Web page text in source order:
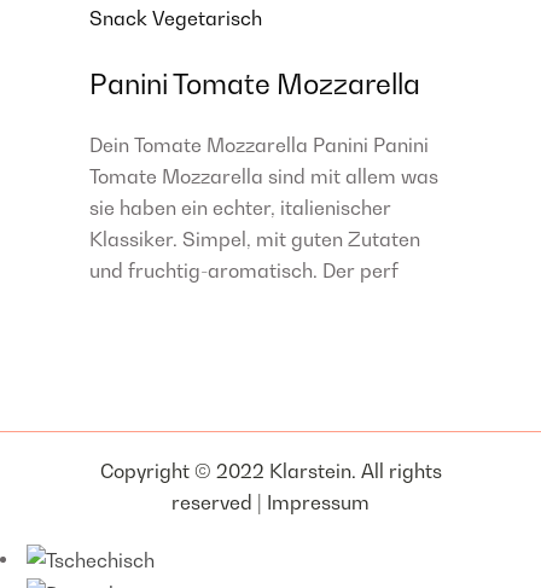
Snack Vegetarisch
Panini Tomate Mozzarella
Dein Tomate Mozzarella Panini Panini
Tomate Mozzarella sind mit allem was
sie haben ein echter, italienischer
Klassiker. Simpel, mit guten Zutaten
und fruchtig-aromatisch. Der perf
Copyright © 2022 Klarstein. All rights
reserved | Impressum